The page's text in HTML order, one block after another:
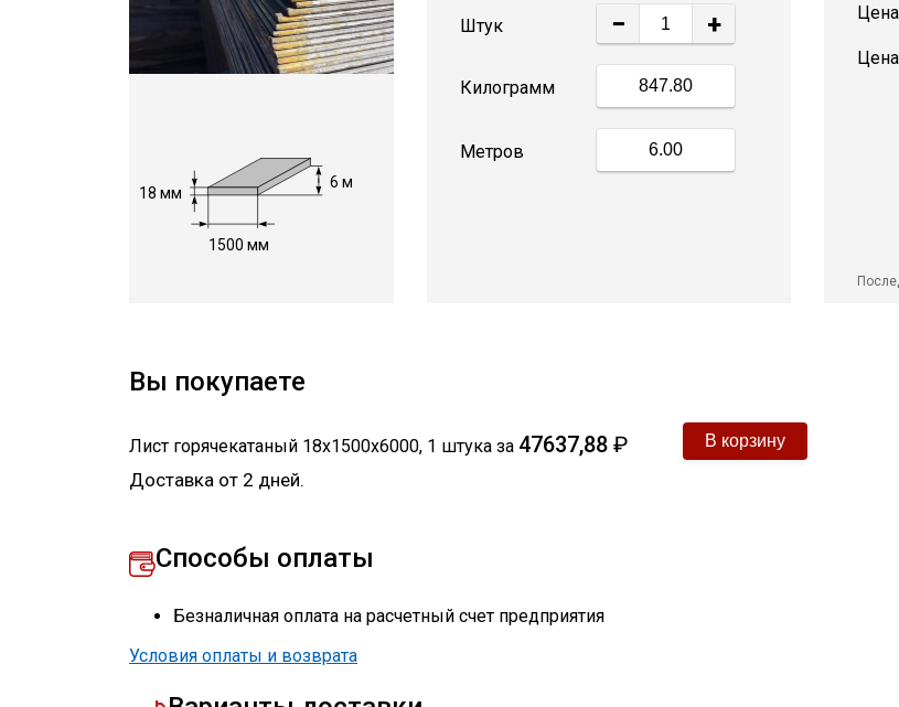
18 мм
6 м
1500 мм
Штук − +
Килограмм
Метров
Вы покупаете
Лист горячекатаный 18х1500х6000, 1 штука за 47637,88 ₽
Доставка от 2 дней.
Способы оплаты
Безналичная оплата на расчетный счет предприятия
Условия оплаты и возврата